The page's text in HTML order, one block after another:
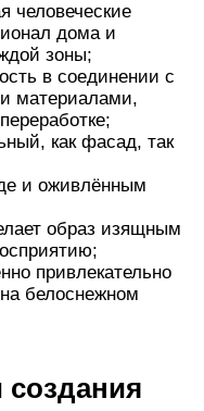
человеческие
дома и
зоны;
в соединении с
материалами,
как фасад, так
и оживлённым
образ изящным
привлекательно
белоснежном